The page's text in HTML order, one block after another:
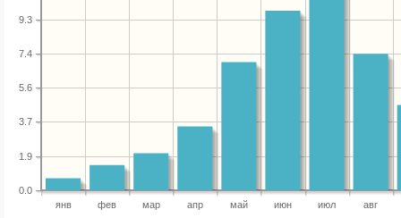
янв фев мар апр май июн июл авг
0.0
1.9
3.7
5.6
7.4
9.3